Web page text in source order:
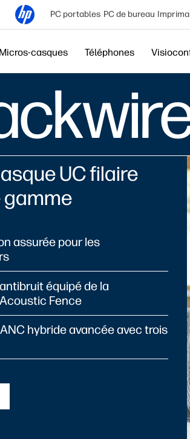
PC portables PC de bureau
Micros-casques Téléphones
UC filaire
gamme
assurée pour les
équipé de la
Fence
hybride avancée avec trois